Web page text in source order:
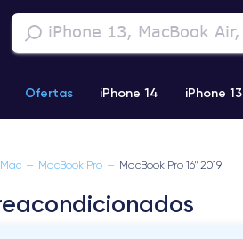
Ofertas iPhone 14 iPhone 13
— MacBook Pro — MacBook Pro 16" 2019